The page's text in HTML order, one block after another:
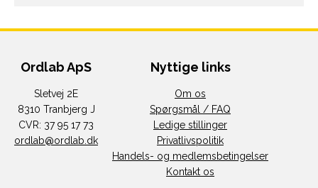
Ordlab ApS
Sletvej 2E
8310 Tranbjerg J
CVR: 37 95 17 73
ordlab@ordlab.dk
Nyttige links
Om os
Spørgsmål / FAQ
Ledige stillinger
Privatlivspolitik
Handels- og medlemsbetingelser
Kontakt os